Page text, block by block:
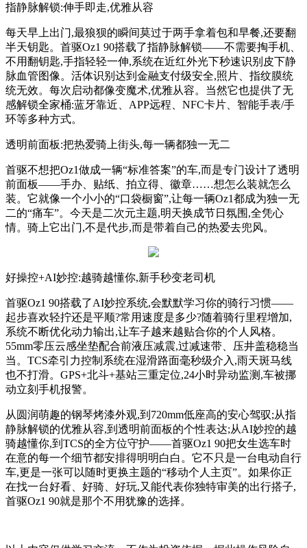
指静脉解锁:伸手即走,优雅从容
每天早上出门,最狼狈的瞬间莫过于两手拿着包和早餐,还要翻
半天钥匙。首驱Oz1 90搭载了指静脉解锁——不需要掏手机、
不用翻钥匙,手指轻轻一伸,系统在近红外光下秒速识别皮下静
脉血管图像。活体识别达到金融支付级安全,照片、指纹膜统
统无效。每次启动都像变魔术,优雅从容。当然它也提供了无
感解锁全家桶:蓝牙靠近、APP远程、NFC卡片、智能手表/手
环等多种方式。
透明前面板:把热爱骑上街头,每一辆都独一无二
首驱不想把Oz1做成一辆“标准答案”的车,而是专门设计了透明
前面板——手办、贴纸、拍立得、徽章……想怎么装就怎么
装。它就像一个小小的“口袋橱窗”,让每一辆Oz1都成为独一无
二的“痛车”。今天是二次元主题,明天换成节日氛围,全凭心
情。骑上它出门,不是代步,而是带着自己的热爱去兜风。
好操控+AI妙控:越骑越懂你,新手秒变老司机
首驱Oz1 90搭载了AI妙控系统,会默默学习你的骑行习惯——
起步喜欢轻拧还是平顺?常用速度是多少?随着骑行里程增加,
系统不断优化动力输出,让车子越来越贴合你的个人风格。
55mm零压云感坐垫配合前液压减震,过减速带、压井盖稳稳当
当。TCS牵引力控制系统在湿滑路面毫秒级介入,雨天斑马线
也不打滑。GPS+北斗+基站三重定位,24小时异动监测,车被挪
动立刻手机报警。
从圆润萌趣的钢琴烤漆外观,到720mm低座高的安心驾驭;从指
静脉解锁的优雅从容,到透明前面板的个性表达;从AI妙控的越
骑越懂你,到TCS的全方位守护——首驱Oz1 90把女生选车时
在意的每一个细节都安排得明明白白。它不只是一台电动自行
车,更是一张可以随时更换主题的“移动个人主页”。如果你正
在找一台好看、好骑、好玩,又能代表你独特审美的出行搭子,
首驱Oz1 90就是那个不用犹豫的选择。